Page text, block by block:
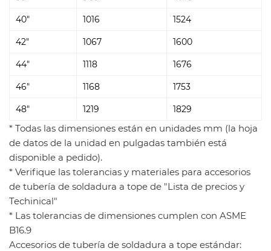
40"
1016
1524
42"
1067
1600
44"
1118
1676
46"
1168
1753
48"
1219 1829
* Todas las dimensiones están en unidades mm (la hoja
de datos de la unidad en pulgadas también está
disponible a pedido).
* Verifique las tolerancias y materiales para accesorios
de tubería de soldadura a tope de "Lista de precios y
Techinical"
* Las tolerancias de dimensiones cumplen con ASME
B16.9
Accesorios de tubería de soldadura a tope estándar: